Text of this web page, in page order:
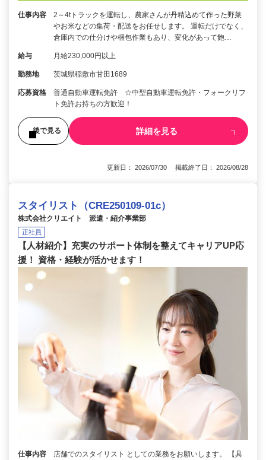
仕事内容
2～4tトラックを運転し、農家さんが丹精込めて作った野菜
やお米などの集荷・配送をお任せします。 運転だけでなく、
倉庫内での仕分けや梱包作業もあり、変化があって飽…
給与 月給230,000円以上
勤務地 茨城県稲敷市甘田1689
応募資格
普通自動車運転免許 ☆中型自動車運転免許・フォークリフ
ト免許お持ちの方歓迎！
後で見る 詳細を見る
更新日： 2026/07/30 掲載終了日： 2026/08/28
スタイリスト（CRE250109-01c）
株式会社クリエイト 派遣・紹介事業部
正社員
【人材紹介】充実のサポート体制を整えてキャリアUP応
援！ 資格・経験が活かせます！
仕事内容
店舗でのスタイリスト としての業務をお願いします。 【具